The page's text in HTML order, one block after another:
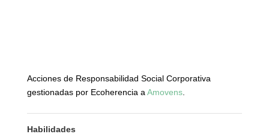
Acciones de Responsabilidad Social Corporativa
gestionadas por Ecoherencia a Amovens.
Habilidades